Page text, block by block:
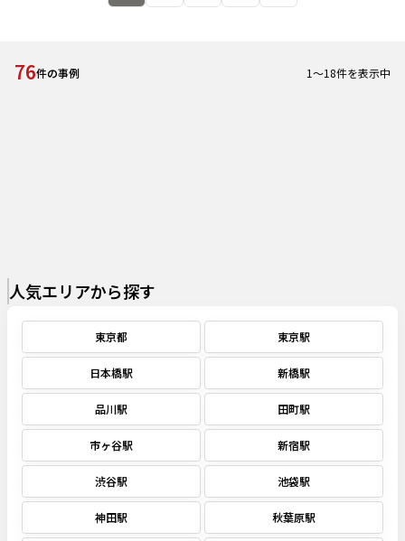
76件の事例 1～18件を表示中
人気エリアから探す
東京都 東京駅
日本橋駅 新橋駅
品川駅 田町駅
市ヶ谷駅 新宿駅
渋谷駅 池袋駅
神田駅 秋葉原駅